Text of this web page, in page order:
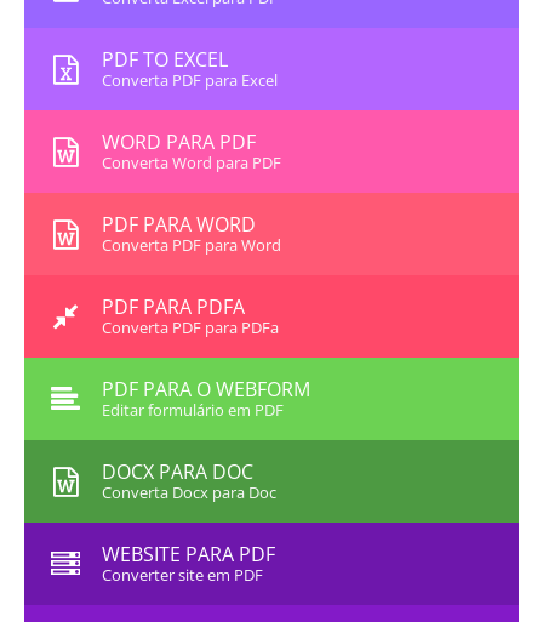
PDF TO EXCEL
Converta PDF para Excel
WORD PARA PDF
Converta Word para PDF
PDF PARA WORD
Converta PDF para Word
PDF PARA PDFA
Converta PDF para PDFa
PDF PARA O WEBFORM
Editar formulário em PDF
DOCX PARA DOC
Converta Docx para Doc
WEBSITE PARA PDF
Converter site em PDF